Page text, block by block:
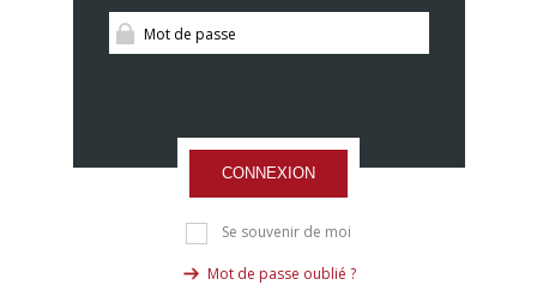
CONNEXION
Se souvenir de moi
Mot de passe oublié ?